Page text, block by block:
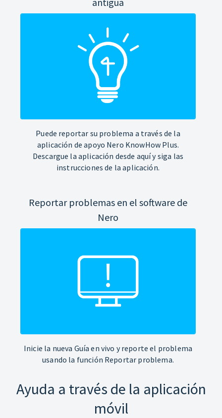
Puede reportar su problema a través de la
aplicación de apoyo Nero KnowHow Plus.
Descargue la aplicación desde aquí y siga las
instrucciones de la aplicación.
Reportar problemas en el software de
Nero
Inicie la nueva Guía en vivo y reporte el problema
usando la función Reportar problema.
Ayuda a través de la aplicación
móvil